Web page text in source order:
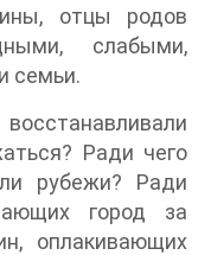
отцы родов
слабыми,
семьи.
Ради чего
рубежи? Ради
город за
оплакивающих